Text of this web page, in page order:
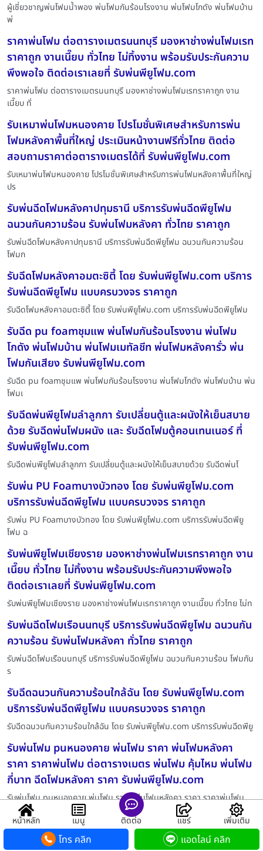
ผู้เชี่ยวชาญพ่นโฟมน้ำพอง พ่นโฟมกันร้อนโรงงาน พ่นโฟมโกดัง พ่นโฟมบ้าน
พ่
ราคาพ่นโฟม ต่อตารางเมตรนนทบุรี มองหาช่างพ่นโฟมเรท
ราคาถูก งานเนี๊ยบ ทั่วไทย ไม่ทิ้งงาน พร้อมรับประกันความ
พึงพอใจ ติดต่อเราเลยที่ รับพ่นพียูโฟม.com
ราคาพ่นโฟม ต่อตารางเมตรนนทบุรี มองหาช่างพ่นโฟมเรทราคาถูก งาน
เนี๊ยบ ทั่
รับเหมาพ่นโฟมหนองคาย โปรโมชั่นพิเศษสำหรับการพ่น
โฟมหลังคาพื้นที่ใหญ่ ประเมินหน้างานฟรีทั่วไทย ติดต่อ
สอบถามราคาต่อตารางเมตรได้ที่ รับพ่นพียูโฟม.com
รับเหมาพ่นโฟมหนองคาย โปรโมชั่นพิเศษสำหรับการพ่นโฟมหลังคาพื้นที่ใหญ่
ปร
รับพ่นฉีดโฟมหลังคาปทุมธานี บริการรับพ่นฉีดพียูโฟม
ฉนวนกันความร้อน รับพ่นโฟมหลังคา ทั่วไทย ราคาถูก
รับพ่นฉีดโฟมหลังคาปทุมธานี บริการรับพ่นฉีดพียูโฟม ฉนวนกันความร้อน
โฟมก
รับฉีดโฟมหลังคาอมตะซิตี้ โดย รับพ่นพียูโฟม.com บริการ
รับพ่นฉีดพียูโฟม แบบครบวงจร ราคาถูก
รับฉีดโฟมหลังคาอมตะซิตี้ โดย รับพ่นพียูโฟม.com บริการรับพ่นฉีดพียูโฟม
รับฉีด pu foamชุมแพ พ่นโฟมกันร้อนโรงงาน พ่นโฟม
โกดัง พ่นโฟมบ้าน พ่นโฟมเมทัลชีท พ่นโฟมหลังคารั่ว พ่น
โฟมกันเสียง รับพ่นพียูโฟม.com
รับฉีด pu foamชุมแพ พ่นโฟมกันร้อนโรงงาน พ่นโฟมโกดัง พ่นโฟมบ้าน พ่น
โฟมเ
รับฉีดพ่นพียูโฟมลำลูกกา รับเปลี่ยนตู้และผนังให้เย็นสบาย
ด้วย รับฉีดพ่นโฟมผนัง และ รับฉีดโฟมตู้คอนเทนเนอร์ ที่
รับพ่นพียูโฟม.com
รับฉีดพ่นพียูโฟมลำลูกกา รับเปลี่ยนตู้และผนังให้เย็นสบายด้วย รับฉีดพ่นโ
รับพ่น PU Foamบางบัวทอง โดย รับพ่นพียูโฟม.com
บริการรับพ่นฉีดพียูโฟม แบบครบวงจร ราคาถูก
รับพ่น PU Foamบางบัวทอง โดย รับพ่นพียูโฟม.com บริการรับพ่นฉีดพียู
โฟม ฉ
รับพ่นพียูโฟมเชียงราย มองหาช่างพ่นโฟมเรทราคาถูก งาน
เนี๊ยบ ทั่วไทย ไม่ทิ้งงาน พร้อมรับประกันความพึงพอใจ
ติดต่อเราเลยที่ รับพ่นพียูโฟม.com
รับพ่นพียูโฟมเชียงราย มองหาช่างพ่นโฟมเรทราคาถูก งานเนี๊ยบ ทั่วไทย ไม่ท
รับพ่นฉีดโฟมเรือนนทบุรี บริการรับพ่นฉีดพียูโฟม ฉนวนกัน
ความร้อน รับพ่นโฟมหลังคา ทั่วไทย ราคาถูก
รับพ่นฉีดโฟมเรือนนทบุรี บริการรับพ่นฉีดพียูโฟม ฉนวนกันความร้อน โฟมกัน
ร
รับฉีดฉนวนกันความร้อนใกล้ฉัน โดย รับพ่นพียูโฟม.com
บริการรับพ่นฉีดพียูโฟม แบบครบวงจร ราคาถูก
รับฉีดฉนวนกันความร้อนใกล้ฉัน โดย รับพ่นพียูโฟม.com บริการรับพ่นฉีดพียู
รับพ่นโฟม puหนองคาย พ่นโฟม ราคา พ่นโฟมหลังคา
ราคา ราคาพ่นโฟม ต่อตารางเมตร พ่นโฟม คุ้มไหม พ่นโฟม
กี่บาท ฉีดโฟมหลังคา ราคา รับพ่นพียูโฟม.com
รับพ่นโฟม puหนองคาย พ่นโฟม ราคา พ่นโฟมหลังคา ราคา ราคาพ่นโฟม
ต่อตารางเ
ฉนวนกันความร้อนโรงงานกรุงเทพมหานคร หยุดเสียงดัง
หยุดรั่วซึม หยุดความร้อน ด้วยนวัตกรรมฉีดพียูโฟม
หน้าหลัก เมนู ติดต่อ แชร์ เพิ่มเติม
โทร คลิก แอดไลน์ คลิก